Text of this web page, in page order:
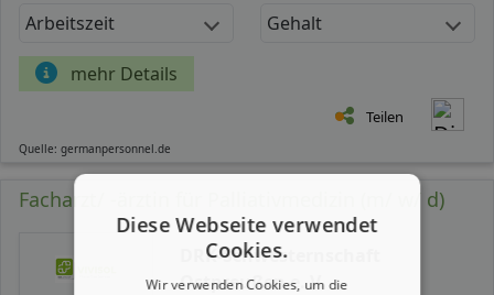
Arbeitszeit Gehalt
mehr Details
Teilen
Quelle: germanpersonnel.de
Facharzt/ -ärztin für Palliativmedizin (m/ w/ d)
DRK-Schwesternschaft
Ostpreußen e. V.
Diese Webseite verwendet
Cookies.
Wir verwenden Cookies, um die